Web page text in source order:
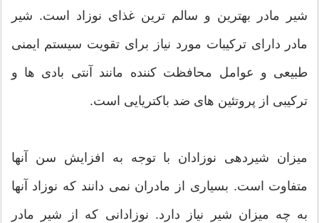
شیر مادر بهترین و سالم ترین غذای نوزاد است. شیر
مادر دارای ترکیبات مورد نیاز برای تقویت سیستم ایمنی
طبیعی و عوامل محافظت کننده مانند آنتی بادی ها و
ترکیبی از پروتئین های ضد باکتریایی است.
میزان شیردهی نوزادان با توجه به افزایش سن آنها
متفاوت است. بسیاری از مادران نمی دانند که نوزاد آنها
به چه میزان شیر نیاز دارد. نوزادانی که از شیر مادر